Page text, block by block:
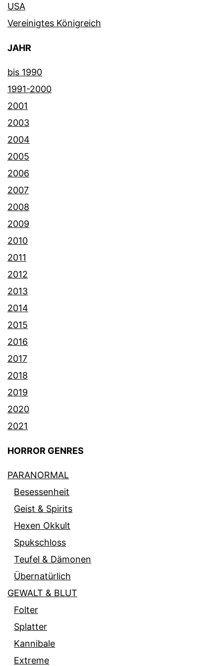
USA
Vereinigtes Königreich
JAHR
bis 1990
1991-2000
2001
2003
2004
2005
2006
2007
2008
2009
2010
2011
2012
2013
2014
2015
2016
2017
2018
2019
2020
2021
HORROR GENRES
PARANORMAL
Besessenheit
Geist & Spirits
Hexen Okkult
Spukschloss
Teufel & Dämonen
Übernatürlich
GEWALT & BLUT
Folter
Splatter
Kannibale
Extreme